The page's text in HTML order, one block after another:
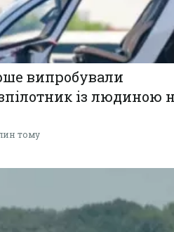
випробували
із людиною
тому